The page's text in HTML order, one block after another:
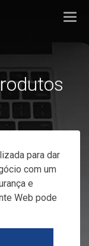
para dar
com um
e
Web pode